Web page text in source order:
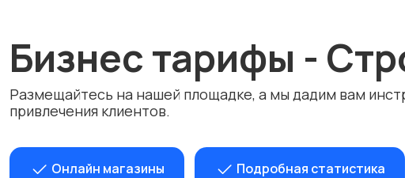
Бизнес тарифы -
Размещайтесь на нашей площадке, а мы дадим вам
привлечения клиентов.
Онлайн магазины Подробная статистика